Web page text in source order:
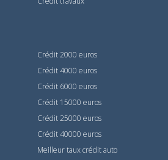
Crédit 2000 euros
Crédit 4000 euros
Crédit 6000 euros
Crédit 15000 euros
Crédit 25000 euros
Crédit 40000 euros
Meilleur taux crédit auto